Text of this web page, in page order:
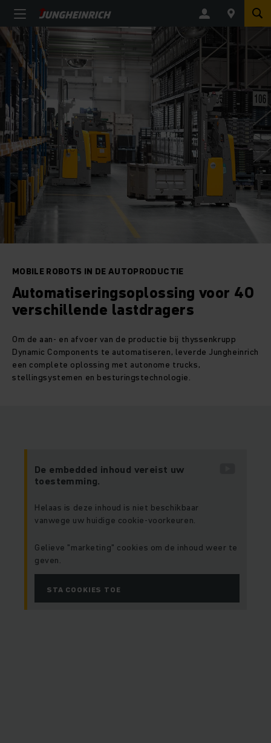
MOBILE ROBOTS IN DE AUTOPRODUCTIE
Automatiseringsoplossing voor 40
verschillende lastdragers
Om de aan- en afvoer van de productie bij thyssenkrupp
Dynamic Components te automatiseren, leverde Jungheinrich
een complete oplossing met autonome trucks,
stellingsystemen en besturingstechnologie.
De embedded inhoud vereist uw
toestemming.
Helaas is deze inhoud is niet beschikbaar
vanwege uw huidige cookie-voorkeuren.
Gelieve "marketing" cookies om de inhoud weer te
geven.
STA COOKIES TOE